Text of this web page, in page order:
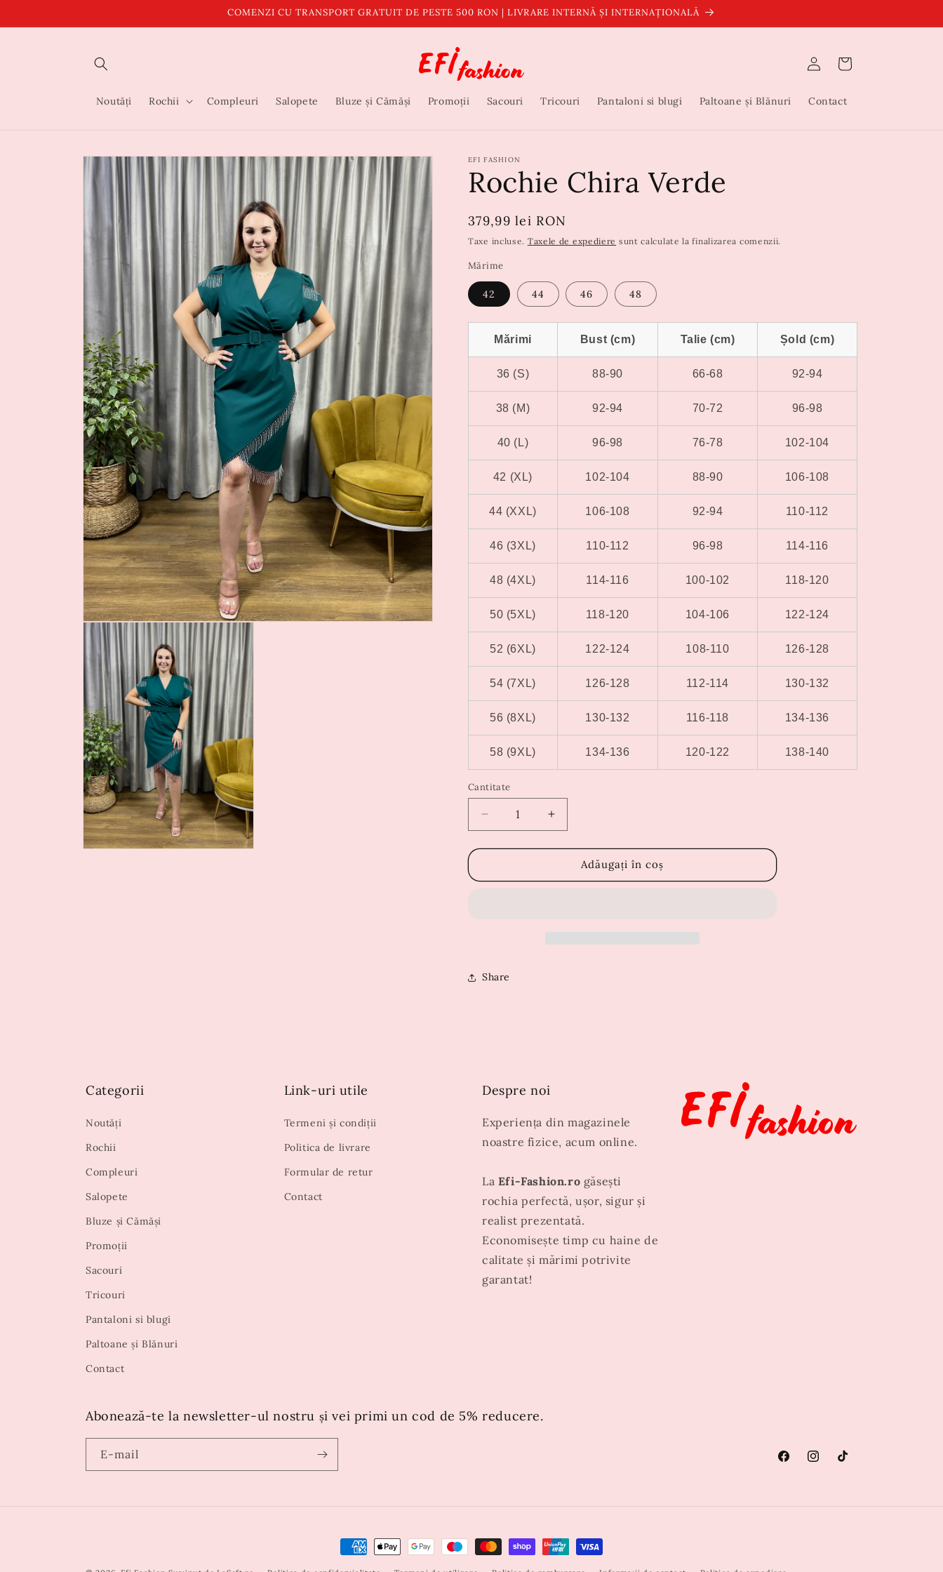
COMENZI CU TRANSPORT GRATUIT DE PESTE 500 RON | LIVRARE INTERNĂ ȘI INTERNAȚIONALĂ
Noutăți Rochii Compleuri Salopete Bluze și Cămăși Promoții Sacouri Tricouri Pantaloni si blugi Paltoane și Blănuri Contact
Conectați-
Coș
informațiile
despre
produs
EFI FASHION
Rochie Chira Verde
Preț
obișnuit
379,99 lei RON
Taxe incluse. Taxele de expediere sunt calculate la finalizarea comenzii.
Mărime
42 44 46 48
Mărimi Bust (cm) Talie (cm) Șold (cm)
36 (S) 88-90 66-68 92-94
38 (M) 92-94 70-72 96-98
40 (L) 96-98 76-78 102-104
42 (XL) 102-104 88-90 106-108
44 (XXL) 106-108 92-94 110-112
46 (3XL) 110-112 96-98 114-116
48 (4XL) 114-116 100-102 118-120
50 (5XL) 118-120 104-106 122-124
52 (6XL) 122-124 108-110 126-128
54 (7XL) 126-128 112-114 130-132
56 (8XL) 130-132 116-118 134-136
58 (9XL) 134-136 120-122 138-140
Cantitate
Reduceți
cantitatea
pentru
Chira
Creșteți
cantitatea
pentru
Rochie
Chira
Adăugați în coș
Share
Categorii
Noutăți
Rochii
Compleuri
Salopete
Bluze și Cămăși
Promoții
Sacouri
Tricouri
Pantaloni si blugi
Paltoane și Blănuri
Contact
Link-uri utile
Termeni și condiții
Politica de livrare
Formular de retur
Contact
Despre noi
Experiența din magazinele
noastre fizice, acum online.
La Efi-Fashion.ro găsești
rochia perfectă, ușor, sigur și
realist prezentată.
Economisește timp cu haine de
calitate și mărimi potrivite
garantat!
Abonează-te la newsletter-ul nostru și vei primi un cod de 5% reducere.
E-mail
FacebookInstagramTikTok
Metode
de